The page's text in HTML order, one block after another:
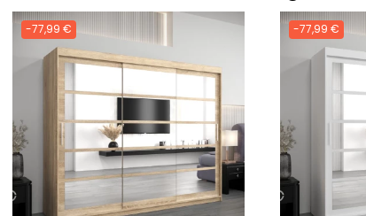
-77,99 € -77,99 €